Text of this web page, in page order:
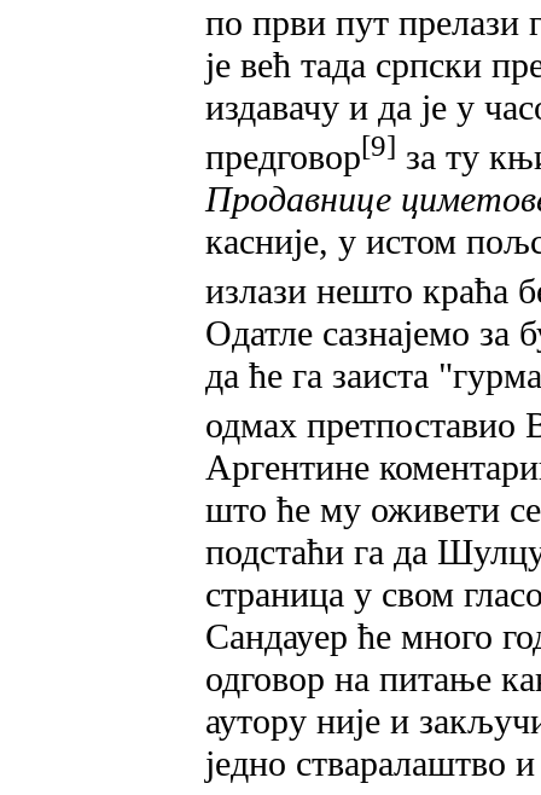
по први пут прелази
је већ тада српски
издавачу и да је у
предговор[9] за ту
Продавнице
касније, у истом
излази нешто краћа
Одатле сазнајемо за
да ће га заиста
одмах претпоставио
Аргентине
што ће му оживети
подстаћи га да
страница у свом
Сандауер ће много
одговор на питање
аутору није и
једно стваралаштво